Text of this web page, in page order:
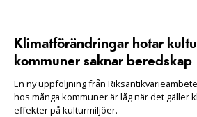
Klimatförändringar hotar
kommuner saknar beredskap
En ny uppföljning från
hos många kommuner är låg när det gäller
effekter på kulturmiljöer.